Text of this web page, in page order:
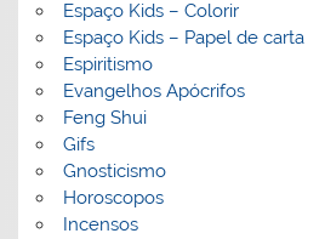
Espaço Kids – Colorir
Espaço Kids – Papel de carta
Espiritismo
Evangelhos Apócrifos
Feng Shui
Gifs
Gnosticismo
Horoscopos
Incensos